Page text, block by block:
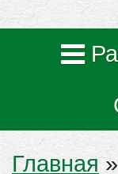
Главная »